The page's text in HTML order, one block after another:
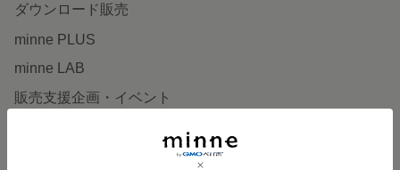
ダウンロード販売
minne PLUS
minne LAB
販売支援企画・イベント